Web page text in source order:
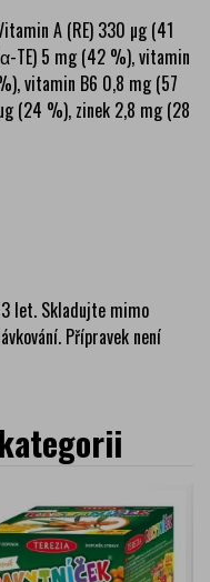
A (RE) 330 µg (41
TE) 5 mg (42 %), vitamin
vitamin B6 0,8 mg (57
(24 %), zinek 2,8 mg (28
let. Skladujte mimo
Přípravek není